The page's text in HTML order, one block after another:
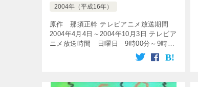
2004年（平成16年）
原作 那須正幹 テレビアニメ放送期間
2004年4月4日～2004年10月3日 テレビア
ニメ放送時間 日曜日 9時00分～9時30
分 放送局 テレビ東京系列 話数 全26